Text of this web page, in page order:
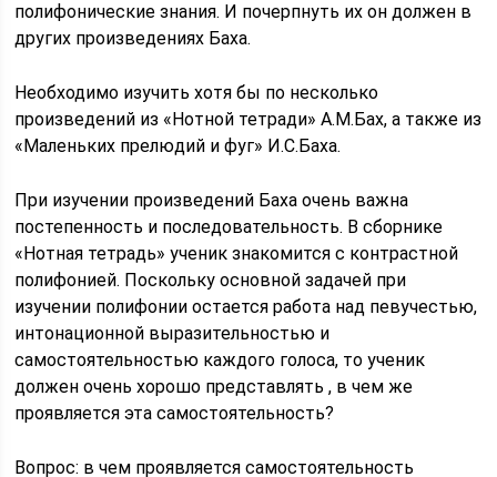
полифонические знания. И почерпнуть их он должен в
других произведениях Баха.
Необходимо изучить хотя бы по несколько
произведений из «Нотной тетради» А.М.Бах, а также из
«Маленьких прелюдий и фуг» И.С.Баха.
При изучении произведений Баха очень важна
постепенность и последовательность. В сборнике
«Нотная тетрадь» ученик знакомится с контрастной
полифонией. Поскольку основной задачей при
изучении полифонии остается работа над певучестью,
интонационной выразительностью и
самостоятельностью каждого голоса, то ученик
должен очень хорошо представлять , в чем же
проявляется эта самостоятельность?
Вопрос: в чем проявляется самостоятельность